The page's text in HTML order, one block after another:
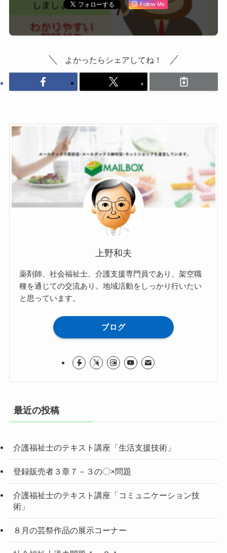
Follow Me
よかったらシェアしてね！
上野和夫
薬剤師、社会福祉士、介護支援専門員であり、架空職
種を通じての交流あり。地域活動をしっかり行いたい
と思っています。
ブログ
最近の投稿
介護福祉士のテキスト講座「生活支援技術」
登録販売者３章７－３の〇×問題
介護福祉士のテキスト講座「コミュニケーション技
術」
８月の芸祭作品の展示コーナー